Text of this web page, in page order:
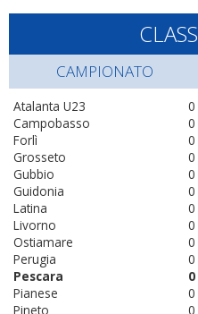
CAMPIONATO
0
Atalanta U23
0
Campobasso
0
Forlì
0
Grosseto
0
Gubbio
0
Guidonia
0
Latina
0
Livorno
0
Ostiamare
0
Perugia
0
Pescara
0
Pianese
0
Pineto